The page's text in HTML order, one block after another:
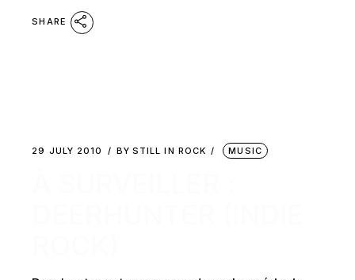
SHARE
29 JULY 2010 BY STILL IN ROCK MUSIC